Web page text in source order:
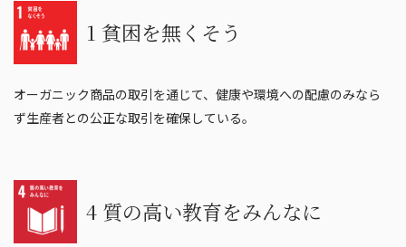
1 貧困を無くそう
オーガニック商品の取引を通じて、健康や環境への配慮のみなら
ず生産者との公正な取引を確保している。
4 質の高い教育をみんなに